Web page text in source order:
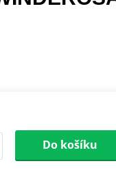
Do košíku